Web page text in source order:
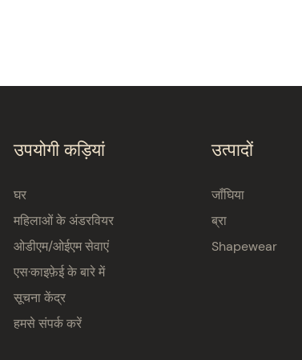
उपयोगी कड़ियां
घर
महिलाओं के अंडरवियर
ओडीएम/ओईएम सेवाएं
एस·काइफ़ेई के बारे में
सूचना केंद्र
हमसे संपर्क करें
उत्पादों
जाँघिया
ब्रा
Shapewear